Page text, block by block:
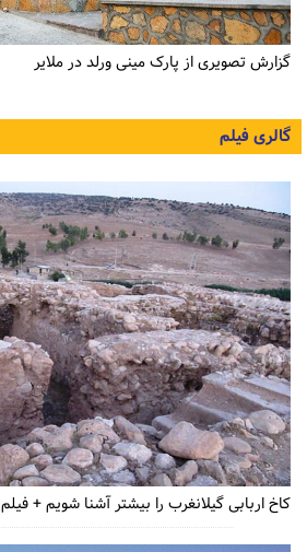
گزارش تصویری از پارک مینی ورلد در ملایر
گالری فیلم
کاخ اربابی گیلانغرب را بیشتر آشنا شویم + فیلم